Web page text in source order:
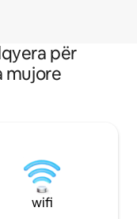
për
mujore
wifi